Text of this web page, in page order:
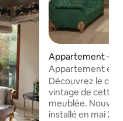
Appartement ⋅
Appartement
Découvrez le
vintage de cette
meublée. Nouveau climatiseur frais
installé en mai